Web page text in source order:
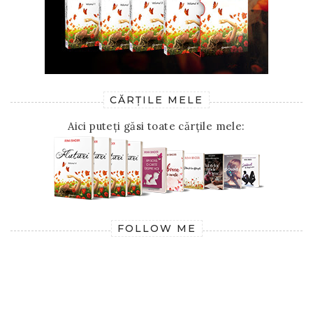
CĂRȚILE MELE
Aici puteți găsi toate cărțile mele:
FOLLOW ME